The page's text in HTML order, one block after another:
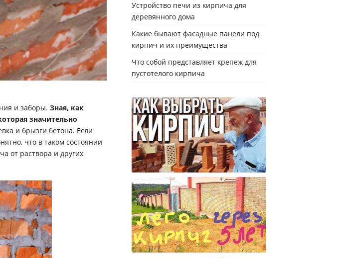
и заборы. Зная, как
значительно
и брызги бетона. Если
что в таком состоянии
от раствора и других
Устройство печи из кирпича для
деревянного дома
Какие бывают фасадные панели под
кирпич и их преимущества
Что собой представляет крепеж для
пустотелого кирпича
Как правильно выбрать кирпич для
строительства